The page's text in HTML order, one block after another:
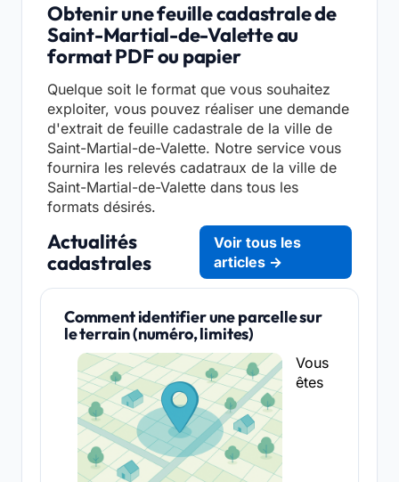
Obtenir une feuille cadastrale de
Saint-Martial-de-Valette au
format PDF ou papier
Quelque soit le format que vous souhaitez
exploiter, vous pouvez réaliser une demande
d'extrait de feuille cadastrale de la ville de
Saint-Martial-de-Valette. Notre service vous
fournira les relevés cadatraux de la ville de
Saint-Martial-de-Valette dans tous les
formats désirés.
Actualités
cadastrales
Voir tous les
articles →
Comment identifier une parcelle sur
le terrain (numéro, limites)
Vous
êtes